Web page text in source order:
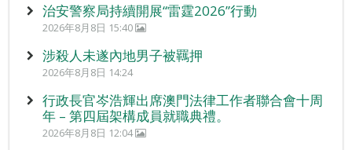
治安警察局持續開展“雷霆2026”行動
2026年8月8日 15:40
涉殺人未遂內地男子被羈押
2026年8月8日 14:24
行政長官岑浩輝出席澳門法律工作者聯合會十周
年 – 第四屆架構成員就職典禮。
2026年8月8日 12:04